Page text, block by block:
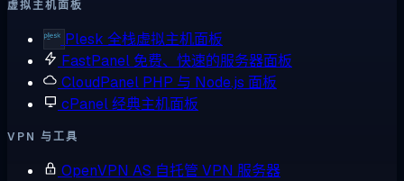
虚拟主机面板
Plesk 全栈虚拟主机面板
FastPanel 免费、快速的服务器面板
CloudPanel PHP 与 Node.js 面板
cPanel经典主机面板
VPN 与工具
OpenVPN AS 自托管 VPN 服务器